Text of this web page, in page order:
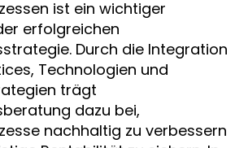
ist ein wichtiger
erfolgreichen
Durch die Integration
Technologien und
trägt
dazu bei,
nachhaltig zu verbessern